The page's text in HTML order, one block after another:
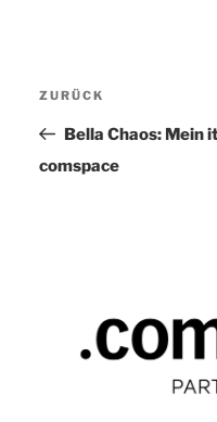
Vorheriger
Beitrag
ZURÜCK
Bella Chaos: Mein
comspace